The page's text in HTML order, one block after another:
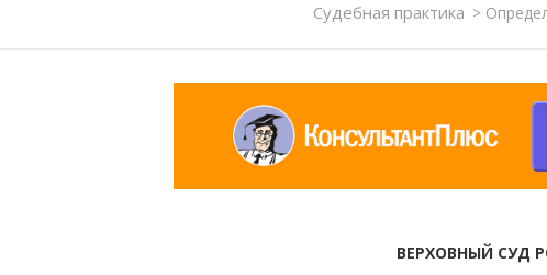
Судебная практика >
ВЕРХОВНЫЙ СУД